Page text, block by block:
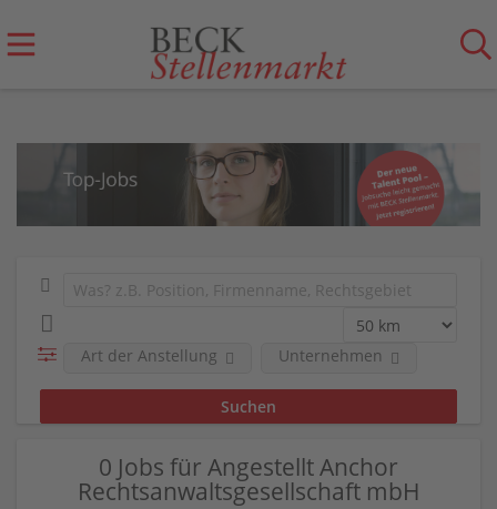
Art der Anstellung Unternehmen
0 Jobs für Angestellt Anchor
Rechtsanwaltsgesellschaft mbH